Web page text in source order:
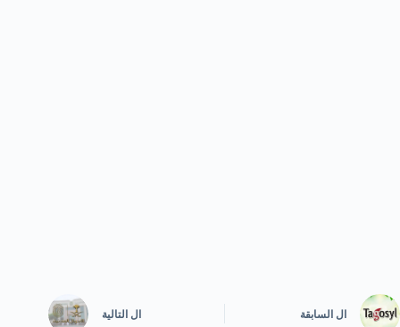
ال السابقة ال التالية